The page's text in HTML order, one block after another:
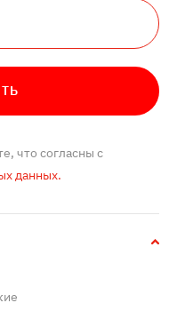
что согласны с
данных.